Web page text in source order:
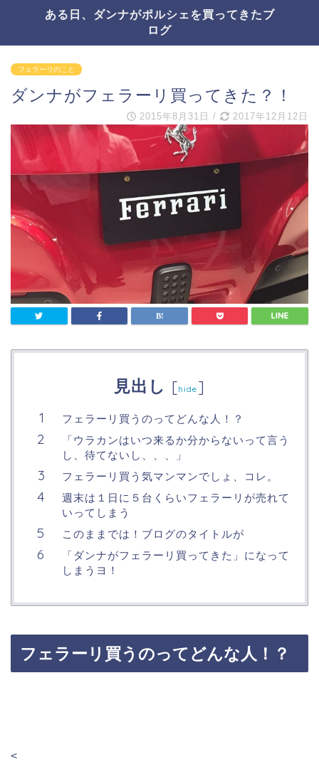
ある日、ダンナがポルシェを買ってきたブ
ログ
フェラーリのこと
ダンナがフェラーリ買ってきた？！
2015年8月31日 / 2017年12月12日
見出し [hide ]
フェラーリ買うのってどんな人！？
「ウラカンはいつ来るか分からないって言う
し、待てないし、、、」
フェラーリ買う気マンマンでしょ、コレ。
週末は１日に５台くらいフェラーリが売れて
いってしまう
このままでは！ブログのタイトルが
「ダンナがフェラーリ買ってきた」になって
しまうヨ！
フェラーリ買うのってどんな人！？
<